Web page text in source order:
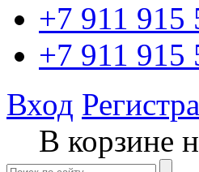
+7 911 915
+7 911 915
Вход
В корзине